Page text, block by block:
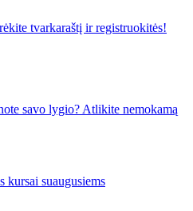
tvarkaraštį ir registruokitės!
savo lygio? Atlikite nemokamą
kursai suaugusiems